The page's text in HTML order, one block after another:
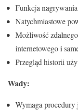
Funkcja
Natychmiastowe
Możliwość zdalnego
internetowego i
Przegląd historii
Wady:
Wymaga procedury